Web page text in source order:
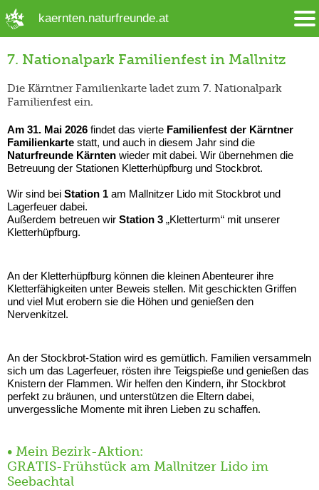
kaernten.naturfreunde.at
7. Nationalpark Familienfest in Mallnitz
Die Kärntner Familienkarte ladet zum 7. Nationalpark
Familienfest ein.
Am 31. Mai 2026 findet das vierte Familienfest der Kärntner
Familienkarte statt, und auch in diesem Jahr sind die
Naturfreunde Kärnten wieder mit dabei. Wir übernehmen die
Betreuung der Stationen Kletterhüpfburg und Stockbrot.
Wir sind bei Station 1 am Mallnitzer Lido mit Stockbrot und
Lagerfeuer dabei.
Außerdem betreuen wir Station 3 „Kletterturm“ mit unserer
Kletterhüpfburg.
An der Kletterhüpfburg können die kleinen Abenteurer ihre
Kletterfähigkeiten unter Beweis stellen. Mit geschickten Griffen
und viel Mut erobern sie die Höhen und genießen den
Nervenkitzel.
An der Stockbrot-Station wird es gemütlich. Familien versammeln
sich um das Lagerfeuer, rösten ihre Teigspieße und genießen das
Knistern der Flammen. Wir helfen den Kindern, ihr Stockbrot
perfekt zu bräunen, und unterstützen die Eltern dabei,
unvergessliche Momente mit ihren Lieben zu schaffen.
• Mein Bezirk-Aktion:
GRATIS-Frühstück am Mallnitzer Lido im
Seebachtal